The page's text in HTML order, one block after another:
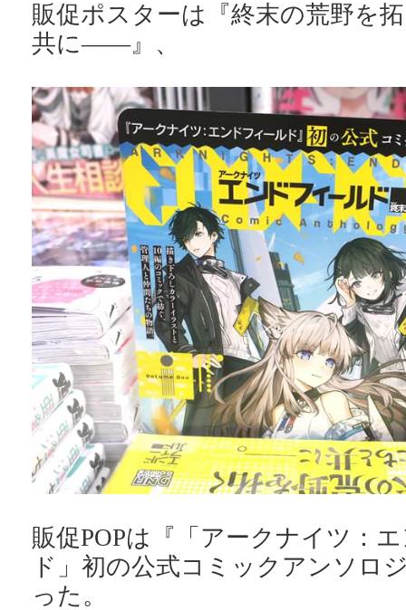
販促ポスターは『終末の荒野を
共に――』、
販促POPは『「アークナイツ：
ド」初の公式コミックアンソロ
った。